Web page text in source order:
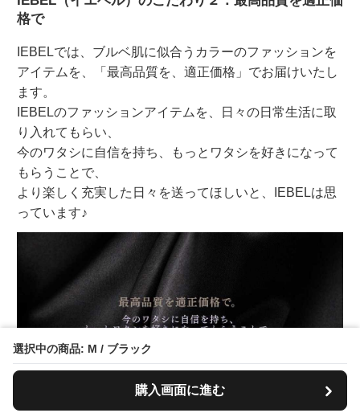
選択中の商品: M / ブラック
購入画面に進む
格で
IEBELでは、ブルベ肌に似合うカラーのファッションを
アイテムを、「最高品質を、適正価格」でお届けいたし
ます。
IEBELのファッションアイテムを、日々の日常生活に取
り入れてもらい、
今のワタシに自信を持ち、もっとワタシを好きになって
もらうことで、
より楽しく充実した日々を送ってほしいと、IEBELは思
っています♪